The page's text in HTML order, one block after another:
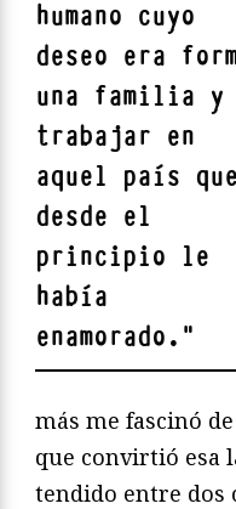
humano cuyo
deseo era
una familia y
trabajar en
aquel país que
desde el
principio le
había
enamorado. "
más me fascinó
que convirtió esa
tendido entre dos